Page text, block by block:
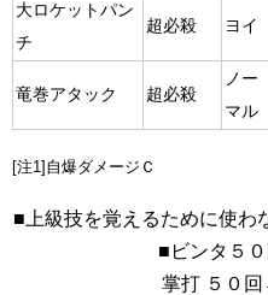
大ロケットパン
チ
超必殺 ヨイ
竜巻アタック 超必殺
ノー
マル
[注1]自爆ダメージＣ
■上級技を覚えるために使わ
■ビンタ５
掌打 ５０